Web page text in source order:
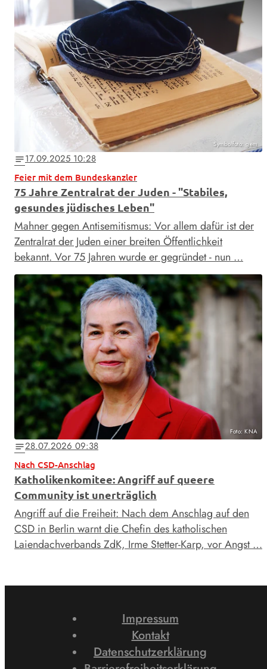
Symbolfoto: gem
notes17.09.2025 10:28
Feier mit dem Bundeskanzler
75 Jahre Zentralrat der Juden - "Stabiles,
gesundes jüdisches Leben"
Mahner gegen Antisemitismus: Vor allem dafür ist der
Zentralrat der Juden einer breiten Öffentlichkeit
bekannt. Vor 75 Jahren wurde er gegründet - nun …
Foto: KNA
notes28.07.2026 09:38
Nach CSD-Anschlag
Katholikenkomitee: Angriff auf queere
Community ist unerträglich
Angriff auf die Freiheit: Nach dem Anschlag auf den
CSD in Berlin warnt die Chefin des katholischen
Laiendachverbands ZdK, Irme Stetter-Karp, vor Angst …
Impressum
Kontakt
Datenschutzerklärung